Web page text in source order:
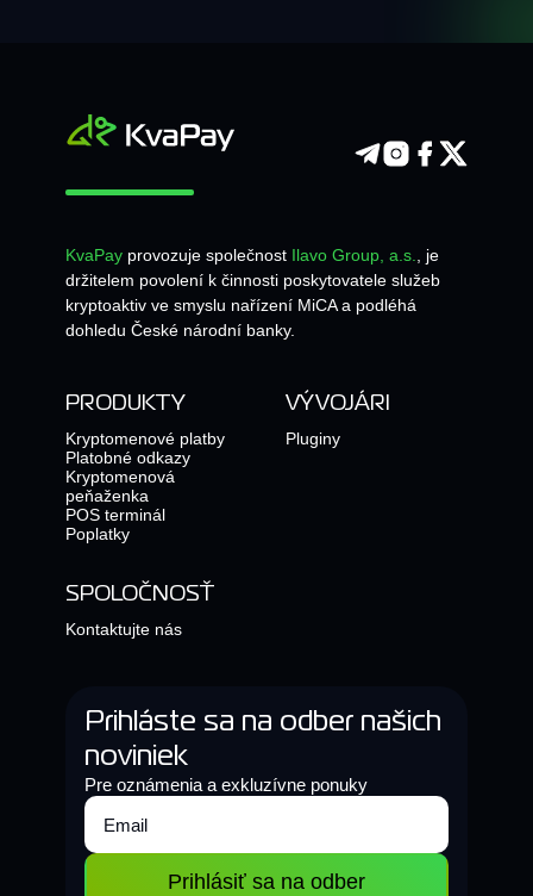
KvaPay provozuje společnost Ilavo Group, a.s.
, je
držitelem povolení k činnosti poskytovatele služeb
kryptoaktiv ve smyslu nařízení MiCA a podléhá
dohledu České národní banky.
PRODUKTY
Kryptomenové platby
Platobné odkazy
Kryptomenová
peňaženka
POS terminál
Poplatky
VÝVOJÁRI
Pluginy
SPOLOČNOSŤ
Kontaktujte nás
Prihláste sa na odber našich
noviniek
Pre oznámenia a exkluzívne ponuky
Prihlásiť sa na odber